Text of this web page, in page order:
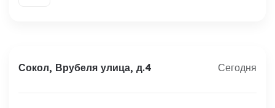
Сокол, Врубеля улица, д.4 Сегодня